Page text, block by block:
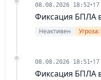
08.08.2026 18:52•
Фиксация БПЛА
Неактивен
08.08.2026 18:51•
Фиксация БПЛА